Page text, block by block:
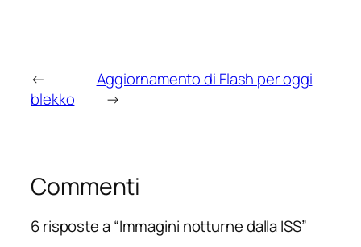
←
blekko
Aggiornamento di Flash per oggi
→
Commenti
6 risposte a “Immagini notturne dalla ISS”